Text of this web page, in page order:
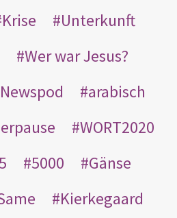
Krise
Unterkunft
Wer war Jesus?
Newspod
arabisch
WORT2020
5000
Gänse
Kierkegaard